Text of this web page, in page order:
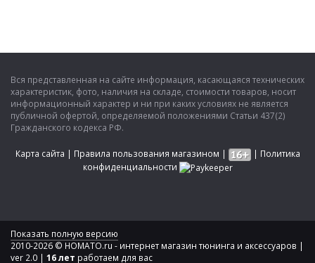
Вся представленная на сайте информация, касающаяся технических
характеристик, фото, наличия на складе, стоимости товаров, носит
информационный характер и ни при каких условиях не является
публичной офертой, определяемой положениями Статьи 437(2)
Гражданского кодекса РФ.
Карта сайта | Правила пользования магазином | | Политика
конфиденциальности
Показать полную версию
2010-2026 © HOMATO.ru - интернет магазин тюнинга и аксессуаров |
ver 2.0 | 16 лет работаем для вас